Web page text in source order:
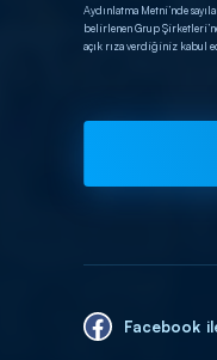
Aydınlatma Metni’nde
belirlenen Grup
açık rıza verdiğiniz kabul
Facebook